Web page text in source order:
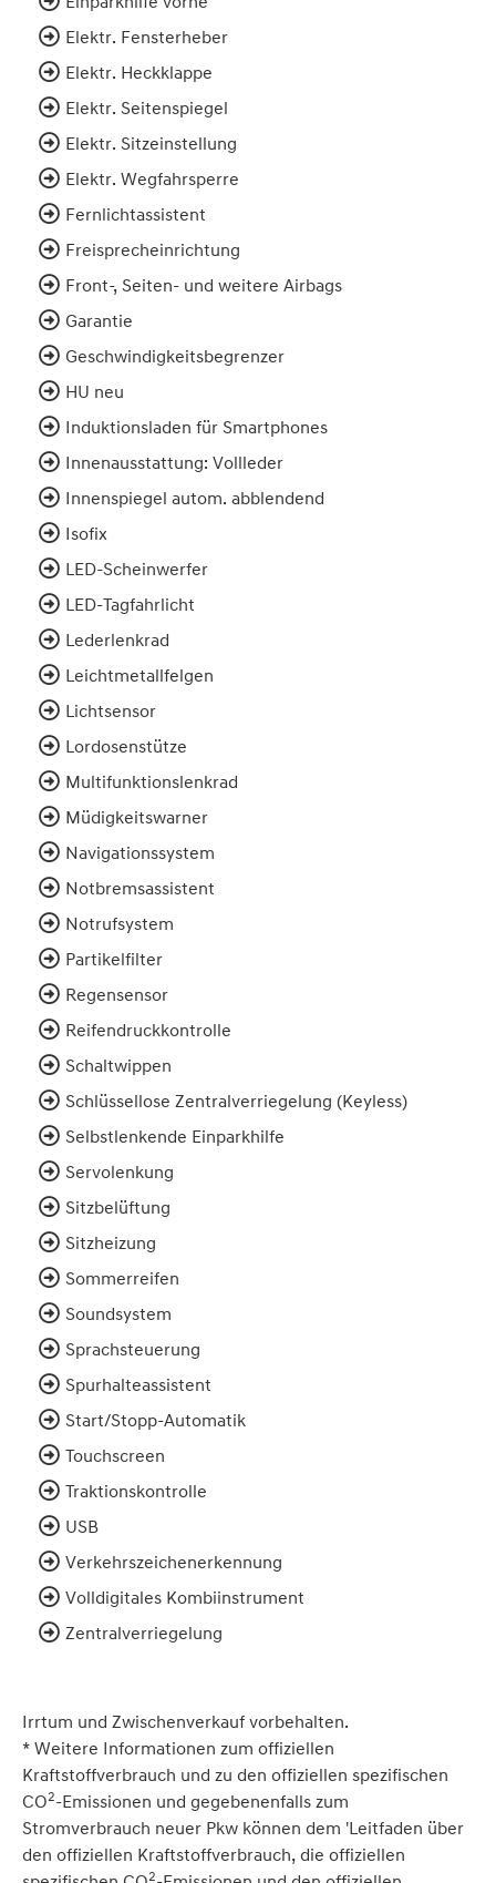
Elektr. Fensterheber
Elektr. Heckklappe
Elektr. Seitenspiegel
Elektr. Sitzeinstellung
Elektr. Wegfahrsperre
Fernlichtassistent
Freisprecheinrichtung
Front-, Seiten- und weitere Airbags
Garantie
Geschwindigkeitsbegrenzer
HU neu
Induktionsladen für Smartphones
Innenausstattung: Vollleder
Innenspiegel autom. abblendend
Isofix
LED-Scheinwerfer
LED-Tagfahrlicht
Lederlenkrad
Leichtmetallfelgen
Lichtsensor
Lordosenstütze
Multifunktionslenkrad
Müdigkeitswarner
Navigationssystem
Notbremsassistent
Notrufsystem
Partikelfilter
Regensensor
Reifendruckkontrolle
Schaltwippen
Schlüssellose Zentralverriegelung (Keyless)
Selbstlenkende Einparkhilfe
Servolenkung
Sitzbelüftung
Sitzheizung
Sommerreifen
Soundsystem
Sprachsteuerung
Spurhalteassistent
Start/Stopp-Automatik
Touchscreen
Traktionskontrolle
USB
Verkehrszeichenerkennung
Volldigitales Kombiinstrument
Zentralverriegelung
Irrtum und Zwischenverkauf vorbehalten.
* Weitere Informationen zum offiziellen
Kraftstoffverbrauch und zu den offiziellen spezifischen
CO2-Emissionen und gegebenenfalls zum
Stromverbrauch neuer Pkw können dem 'Leitfaden über
den offiziellen Kraftstoffverbrauch, die offiziellen
2